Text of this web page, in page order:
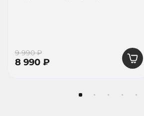
9 990 ₽
8 990 ₽